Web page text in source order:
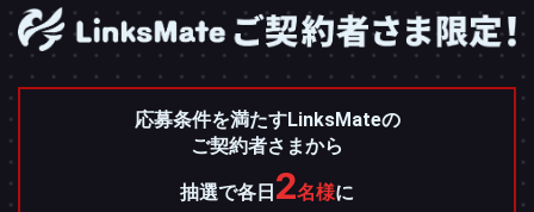
応募条件を満たすLinksMateの
ご契約者さまから
抽選で各日 2名様に